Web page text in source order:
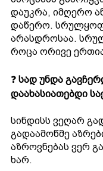
დაუკრა, იმღერო
დაწერო.
არასდროსაა.
როცა ორივე
❓ სად უნდა
დაახასიათებდი
სინდისს ვეღარ
გადაამოწმე
აზროვნებას ვერ
ხარ.